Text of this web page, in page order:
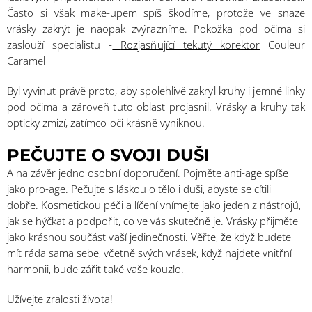
Často si však make-upem spíš škodíme, protože ve snaze
vrásky zakrýt je naopak zvýrazníme. Pokožka pod očima si
zaslouží specialistu -
Rozjasňující tekutý korektorCouleur
Caramel
Byl vyvinut právě proto, aby spolehlivě zakryl kruhy i jemné linky
pod očima a zároveň tuto oblast projasnil. Vrásky a kruhy tak
opticky zmizí, zatímco oči krásně vyniknou.
PEČUJTE O SVOJI DUŠI
A na závěr jedno osobní doporučení. Pojměte anti-age spíše
jako pro-age. Pečujte s láskou o tělo i duši, abyste se cítili
dobře. Kosmetickou péči a líčení vnímejte jako jeden z nástrojů,
jak se hýčkat a podpořit, co ve vás skutečně je. Vrásky přijměte
jako krásnou součást vaší jedinečnosti. Věřte, že když budete
mít ráda sama sebe, včetně svých vrásek, když najdete vnitřní
harmonii, bude zářit také vaše kouzlo.
Užívejte zralosti života!